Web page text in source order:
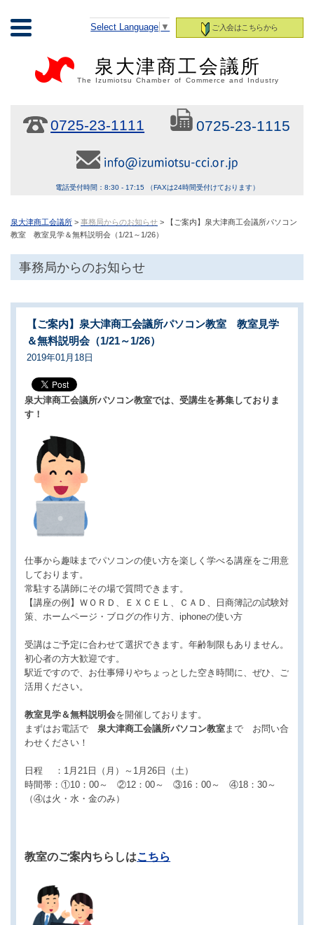
ご入会はこちらから
Select Language ▼
泉大津商工会議所
The Izumiotsu Chamber of Commerce and Industry
0725-23-1111 0725-23-1115
電話受付時間：8:30 - 17:15 （FAXは24時間受付けております）
泉大津商工会議所 > 事務局からのお知らせ > 【ご案内】泉大津商工会議所パソコン
教室 教室見学＆無料説明会（1/21～1/26）
事務局からのお知らせ
【ご案内】泉大津商工会議所パソコン教室 教室見学
＆無料説明会（1/21～1/26）
2019年01月18日
泉大津商工会議所パソコン教室では、受講生を募集しておりま
す！
仕事から趣味までパソコンの使い方を楽しく学べる講座をご用意
しております。
常駐する講師にその場で質問できます。
【講座の例】ＷＯＲＤ、ＥＸＣＥＬ、ＣＡＤ、日商簿記の試験対
策、ホームページ・ブログの作り方、iphoneの使い方
受講はご予定に合わせて選択できます。年齢制限もありません。
初心者の方大歓迎です。
駅近ですので、お仕事帰りやちょっとした空き時間に、ぜひ、ご
活用ください。
教室見学＆無料説明会を開催しております。
まずはお電話で泉大津商工会議所パソコン教室まで お問い合
わせください！
日程 ：1月21日（月）～1月26日（土）
時間帯：①10：00～ ②12：00～ ③16：00～ ④18：30～
（④は火・水・金のみ）
教室のご案内ちらしはこちら